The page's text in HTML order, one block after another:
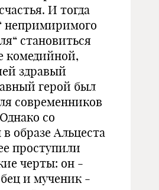
И тогда
непримиримого
становиться
комедийной,
здравый
герой был
современников
со
образе Альцеста
проступили
черты: он -
и мученик -